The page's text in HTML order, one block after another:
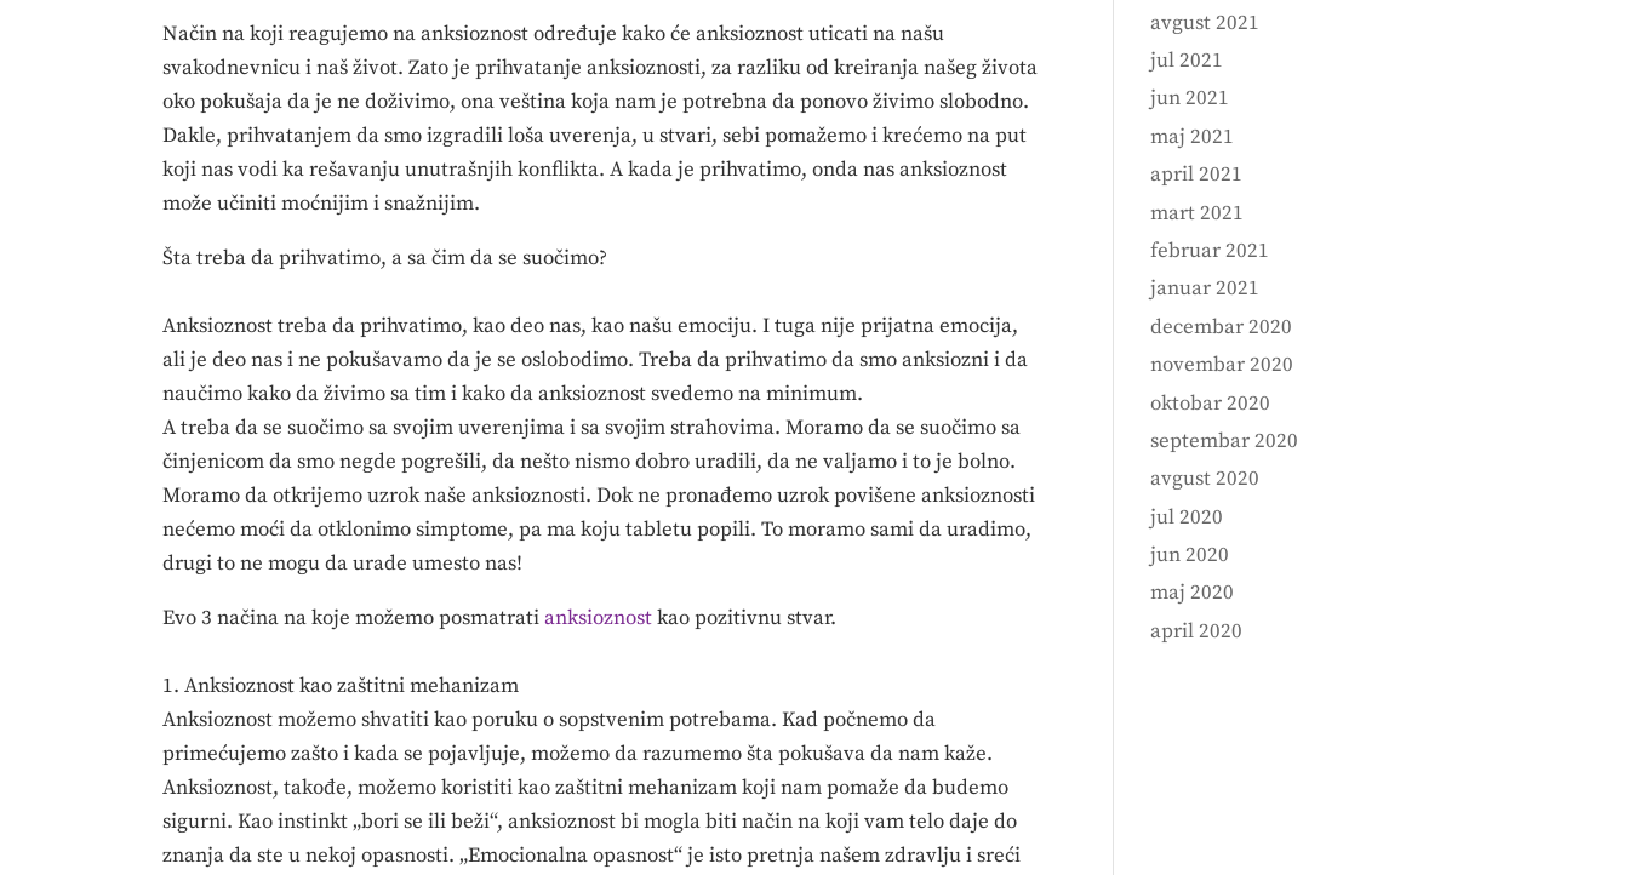
Način na koji reagujemo na anksioznost određuje kako će anksioznost uticati na našu
svakodnevnicu i naš život. Zato je prihvatanje anksioznosti, za razliku od kreiranja našeg života
oko pokušaja da je ne doživimo, ona veština koja nam je potrebna da ponovo živimo slobodno.
Dakle, prihvatanjem da smo izgradili loša uverenja, u stvari, sebi pomažemo i krećemo na put
koji nas vodi ka rešavanju unutrašnjih konflikta. A kada je prihvatimo, onda nas anksioznost
može učiniti moćnijim i snažnijim.
Šta treba da prihvatimo, a sa čim da se suočimo?
Anksioznost treba da prihvatimo, kao deo nas, kao našu emociju. I tuga nije prijatna emocija,
ali je deo nas i ne pokušavamo da je se oslobodimo. Treba da prihvatimo da smo anksiozni i da
naučimo kako da živimo sa tim i kako da anksioznost svedemo na minimum.
A treba da se suočimo sa svojim uverenjima i sa svojim strahovima. Moramo da se suočimo sa
činjenicom da smo negde pogrešili, da nešto nismo dobro uradili, da ne valjamo i to je bolno.
Moramo da otkrijemo uzrok naše anksioznosti. Dok ne pronađemo uzrok povišene anksioznosti
nećemo moći da otklonimo simptome, pa ma koju tabletu popili. To moramo sami da uradimo,
drugi to ne mogu da urade umesto nas!
Evo 3 načina na koje možemo posmatratianksioznostkao pozitivnu stvar.
1. Anksioznost kao zaštitni mehanizam
Anksioznost možemo shvatiti kao poruku o sopstvenim potrebama. Kad počnemo da
primećujemo zašto i kada se pojavljuje, možemo da razumemo šta pokušava da nam kaže.
Anksioznost, takođe, možemo koristiti kao zaštitni mehanizam koji nam pomaže da budemo
sigurni. Kao instinkt „bori se ili beži“, anksioznost bi mogla biti način na koji vam telo daje do
znanja da ste u nekoj opasnosti. „Emocionalna opasnost“ je isto pretnja našem zdravlju i sreći
avgust 2021
jul 2021
jun 2021
maj 2021
april 2021
mart 2021
februar 2021
januar 2021
decembar 2020
novembar 2020
oktobar 2020
septembar 2020
avgust 2020
jul 2020
jun 2020
maj 2020
april 2020